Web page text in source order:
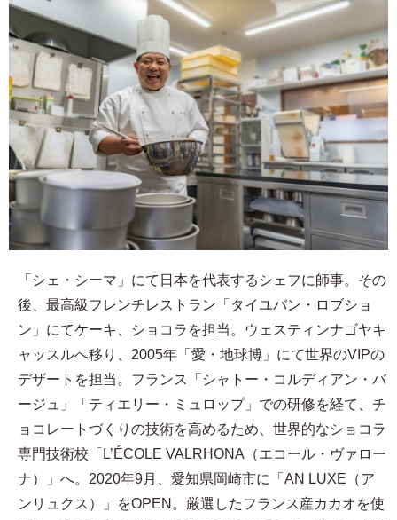
「シェ・シーマ」にて日本を代表するシェフに師事。その
後、最高級フレンチレストラン「タイユバン・ロブショ
ン」にてケーキ、ショコラを担当。ウェスティンナゴヤキ
ャッスルへ移り、2005年「愛・地球博」にて世界のVIPの
デザートを担当。フランス「シャトー・コルディアン・バ
ージュ」「ティエリー・ミュロップ」での研修を経て、チ
ョコレートづくりの技術を高めるため、世界的なショコラ
専門技術校「L’ÉCOLE VALRHONA（エコール・ヴァロー
ナ）」へ。2020年9月、愛知県岡崎市に「AN LUXE（ア
ンリュクス）」をOPEN。厳選したフランス産カカオを使